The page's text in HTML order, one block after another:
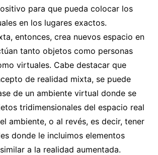
para que pueda colocar los
en los lugares exactos.
entonces, crea nuevos espacio en
tanto objetos como personas
virtuales. Cabe destacar que
de realidad mixta, se puede
de un ambiente virtual donde se
tridimensionales del espacio real
ambiente, o al revés, es decir, tener
donde le incluimos elementos
a la realidad aumentada.